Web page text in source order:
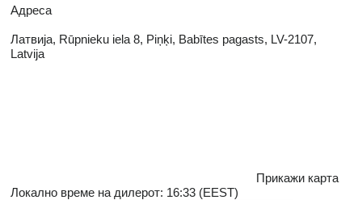
Адреса
Латвија, Rūpnieku iela 8, Piņķi, Babītes pagasts, LV-2107,
Latvija
Прикажи карта
Локално време на дилерот: 16:33 (EEST)